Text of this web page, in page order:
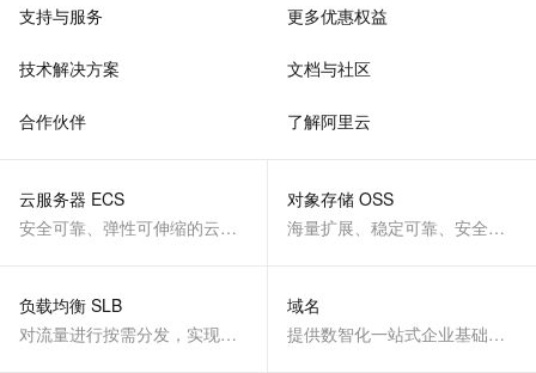
支持与服务 更多优惠权益
技术解决方案 文档与社区
合作伙伴 了解阿里云
云服务器 ECS
安全可靠、弹性可伸缩的云计算服务
对象存储 OSS
海量扩展、稳定可靠、安全、低成本、智能
负载均衡 SLB
对流量进行按需分发，实现应用高可用
域名
提供数智化一站式企业基础服务